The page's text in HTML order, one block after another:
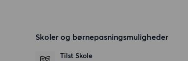
Skoler og børnepasningsmuligheder
Tilst Skole